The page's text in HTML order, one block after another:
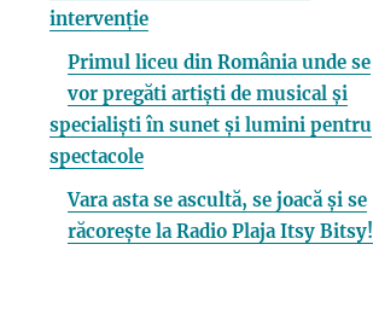
intervenție
Primul liceu din România unde se
vor pregăti artiști de musical și
specialiști în sunet și lumini pentru
spectacole
Vara asta se ascultă, se joacă și se
răcorește la Radio Plaja Itsy Bitsy!